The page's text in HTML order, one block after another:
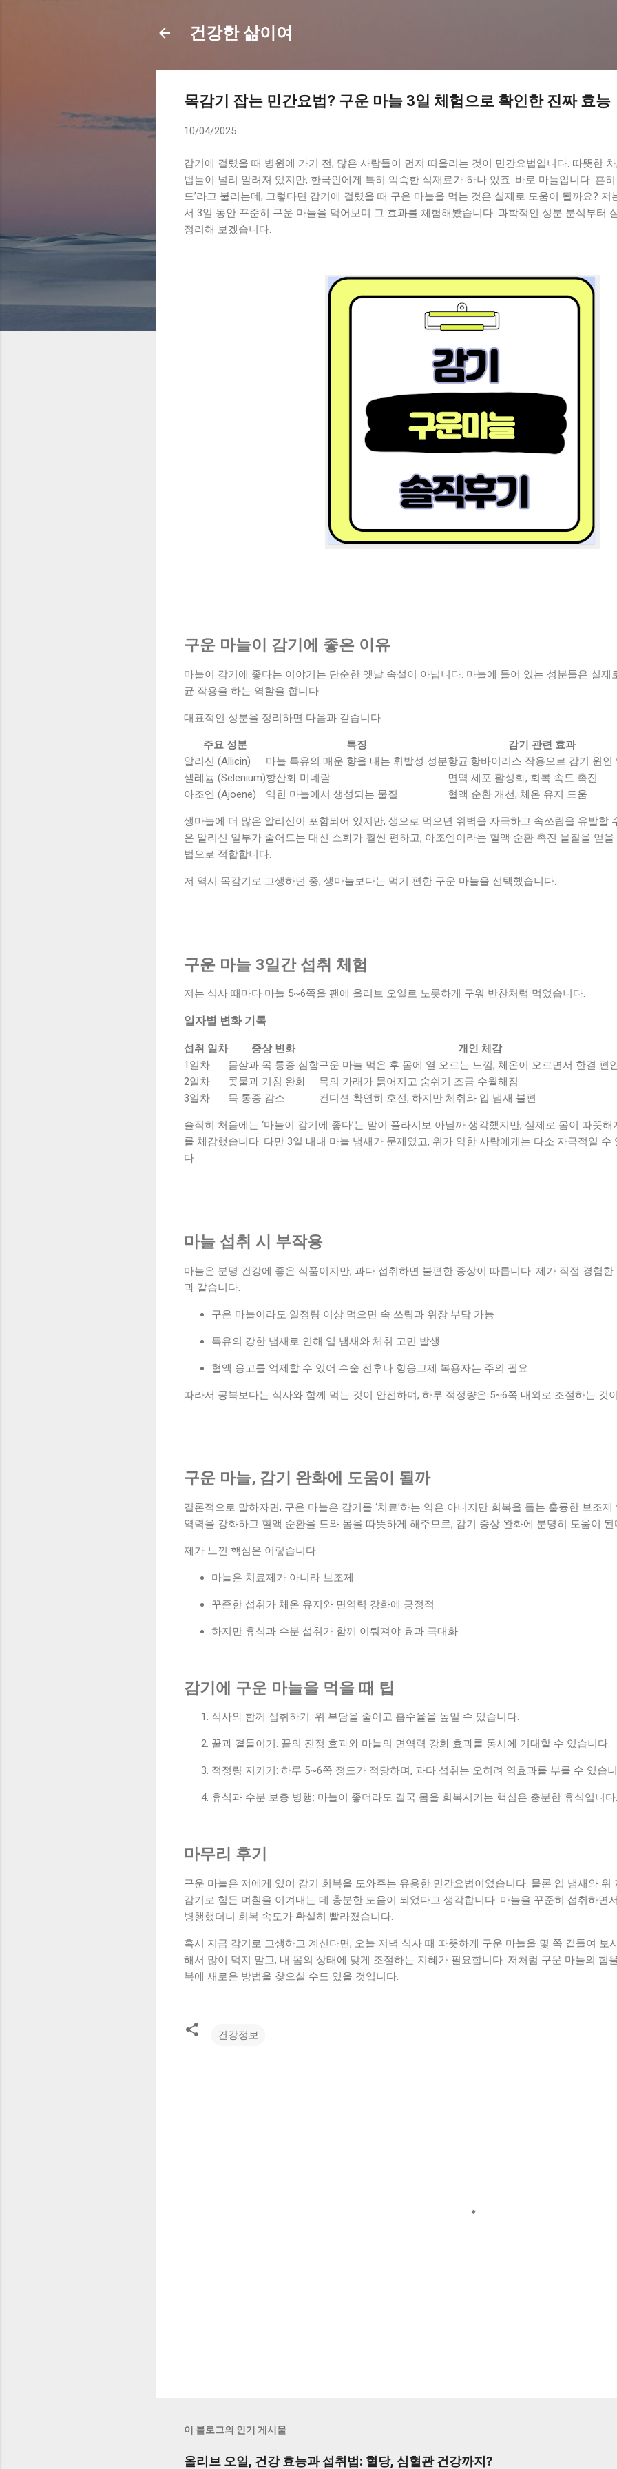
건강한 삶이여
목감기 잡는 민간요법? 구운 마늘 3일 체험으로 확인한 진짜 효능
10/04/2025
감기에 걸렸을 때 병원에 가기 전, 많은 사람들이 먼저 떠올리는 것이 민간요법입니다. 따뜻한
법들이 널리 알려져 있지만, 한국인에게 특히 익숙한 식재료가 하나 있죠. 바로 마늘입니다. 흔
드’라고 불리는데, 그렇다면 감기에 걸렸을 때 구운 마늘을 먹는 것은 실제로 도움이 될까요?
서 3일 동안 꾸준히 구운 마늘을 먹어보며 그 효과를 체험해봤습니다. 과학적인 성분 분석부터
정리해 보겠습니다.
구운 마늘이 감기에 좋은 이유
마늘이 감기에 좋다는 이야기는 단순한 옛날 속설이 아닙니다. 마늘에 들어 있는 성분들은 실제
균 작용을 하는 역할을 합니다.
대표적인 성분을 정리하면 다음과 같습니다.
주요 성분 특징
감기 관련 효과
알리신 (Allicin)
마늘 특유의 매운 향을 내는 휘발성 성분항균·항바이러스 작용으로 감기 원인
셀레늄 (Selenium)항산화 미네랄
면역 세포 활성화, 회복 속도 촉진
아조엔 (Ajoene)
익힌 마늘에서 생성되는 물질 혈액 순환 개선, 체온 유지 도움
생마늘에 더 많은 알리신이 포함되어 있지만, 생으로 먹으면 위벽을 자극하고 속쓰림을 유발할
은 알리신 일부가 줄어드는 대신 소화가 훨씬 편하고, 아조엔이라는 혈액 순환 촉진 물질을 얻
법으로 적합합니다.
저 역시 목감기로 고생하던 중, 생마늘보다는 먹기 편한 구운 마늘을 선택했습니다.
구운 마늘 3일간 섭취 체험
저는 식사 때마다 마늘 5~6쪽을 팬에 올리브 오일로 노릇하게 구워 반찬처럼 먹었습니다.
일자별 변화 기록
섭취 일차 증상 변화
개인 체감
1일차
몸살과 목 통증 심함구운 마늘 먹은 후 몸에 열 오르는 느낌, 체온이 오르면서 한결 편
2일차
콧물과 기침 완화
목의 가래가 묽어지고 숨쉬기 조금 수월해짐
3일차
목 통증 감소 컨디션 확연히 호전, 하지만 체취와 입 냄새 불편
솔직히 처음에는 ‘마늘이 감기에 좋다’는 말이 플라시보 아닐까 생각했지만, 실제로 몸이 따뜻
를 체감했습니다. 다만 3일 내내 마늘 냄새가 문제였고, 위가 약한 사람에게는 다소 자극적일 수
다.
마늘 섭취 시 부작용
마늘은 분명 건강에 좋은 식품이지만, 과다 섭취하면 불편한 증상이 따릅니다. 제가 직접 경험
과 같습니다.
구운 마늘이라도 일정량 이상 먹으면 속 쓰림과 위장 부담 가능
특유의 강한 냄새로 인해 입 냄새와 체취 고민 발생
혈액 응고를 억제할 수 있어 수술 전후나 항응고제 복용자는 주의 필요
따라서 공복보다는 식사와 함께 먹는 것이 안전하며, 하루 적정량은 5~6쪽 내외로 조절하는 것
구운 마늘, 감기 완화에 도움이 될까
결론적으로 말하자면, 구운 마늘은 감기를 ‘치료’하는 약은 아니지만 회복을 돕는 훌륭한 보조
역력을 강화하고 혈액 순환을 도와 몸을 따뜻하게 해주므로, 감기 증상 완화에 분명히 도움이
제가 느낀 핵심은 이렇습니다.
마늘은 치료제가 아니라 보조제
꾸준한 섭취가 체온 유지와 면역력 강화에 긍정적
하지만 휴식과 수분 섭취가 함께 이뤄져야 효과 극대화
감기에 구운 마늘을 먹을 때 팁
식사와 함께 섭취하기: 위 부담을 줄이고 흡수율을 높일 수 있습니다.
꿀과 곁들이기: 꿀의 진정 효과와 마늘의 면역력 강화 효과를 동시에 기대할 수 있습니다.
적정량 지키기: 하루 5~6쪽 정도가 적당하며, 과다 섭취는 오히려 역효과를 부를 수 있습
휴식과 수분 보충 병행: 마늘이 좋더라도 결국 몸을 회복시키는 핵심은 충분한 휴식입니다.
마무리 후기
구운 마늘은 저에게 있어 감기 회복을 도와주는 유용한 민간요법이었습니다. 물론 입 냄새와 위
감기로 힘든 며칠을 이겨내는 데 충분한 도움이 되었다고 생각합니다. 마늘을 꾸준히 섭취하면
병행했더니 회복 속도가 확실히 빨라졌습니다.
혹시 지금 감기로 고생하고 계신다면, 오늘 저녁 식사 때 따뜻하게 구운 마늘을 몇 쪽 곁들여 보
해서 많이 먹지 말고, 내 몸의 상태에 맞게 조절하는 지혜가 필요합니다. 저처럼 구운 마늘의 힘
복에 새로운 방법을 찾으실 수도 있을 것입니다.
건강정보
이 블로그의 인기 게시물
올리브 오일, 건강 효능과 섭취법: 혈당, 심혈관 건강까지?